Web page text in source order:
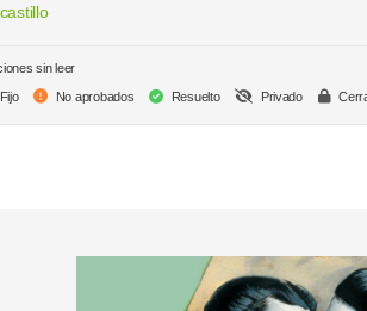
sin leer
Fijo No aprobados Resuelto Privado